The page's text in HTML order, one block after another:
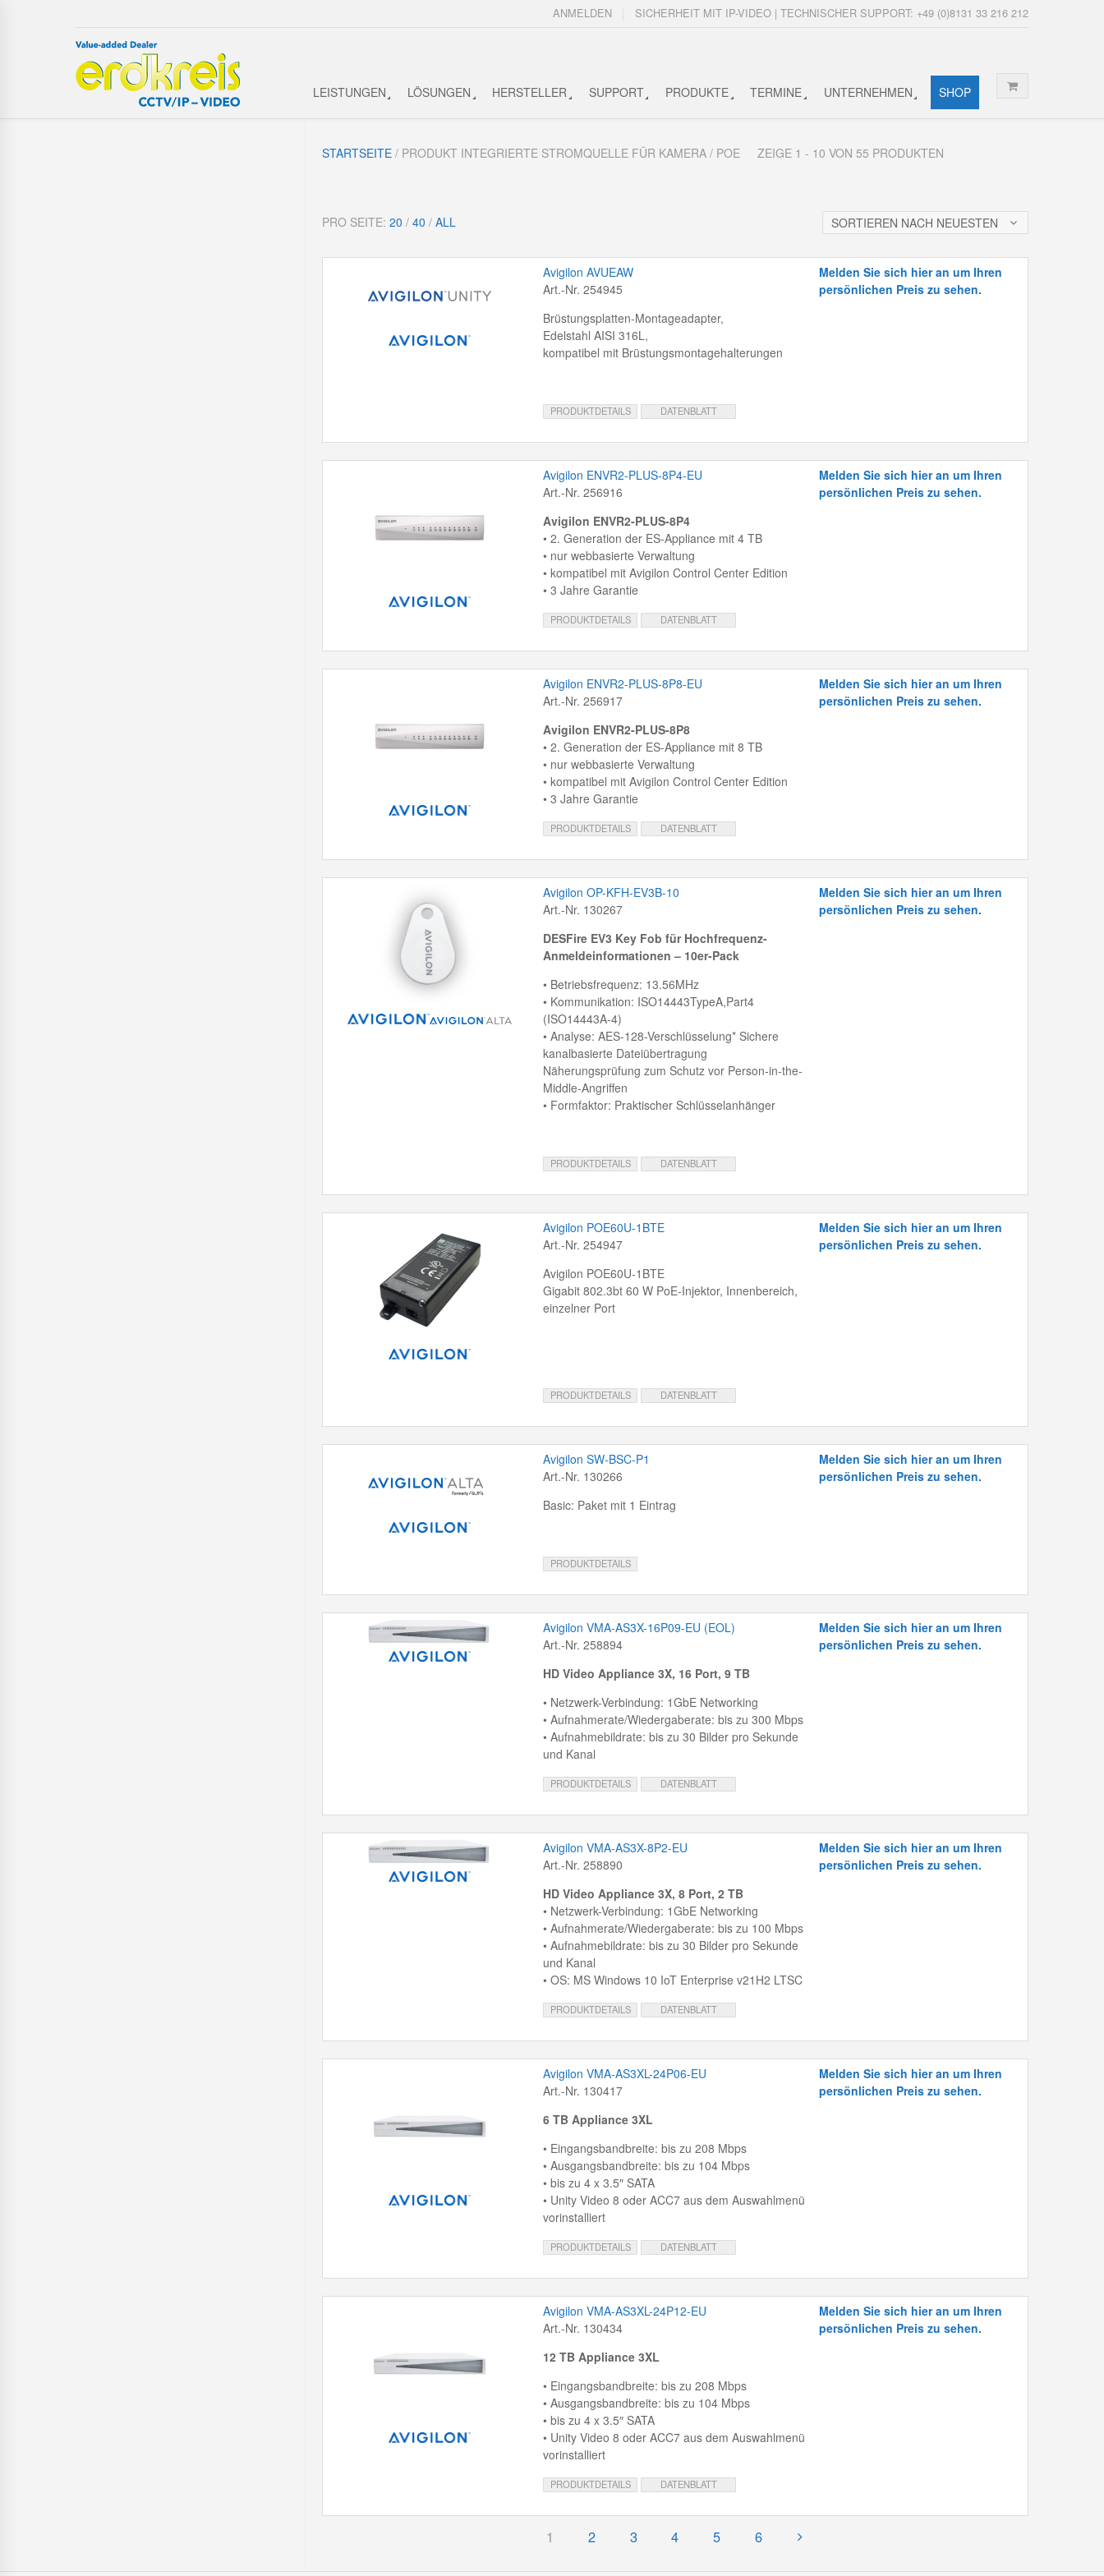
SICHERHEIT MIT IP-VIDEO | TECHNISCHER SUPPORT: +49 (0)8131 33 216 212
ANMELDEN
LEISTUNGEN LÖSUNGEN HERSTELLER SUPPORT PRODUKTE TERMINE UNTERNEHMEN SHOP
STARTSEITE / PRODUKT INTEGRIERTE STROMQUELLE FÜR KAMERA / POE ZEIGE 1 - 10 VON 55 PRODUKTEN
PRO SEITE: 20 / 40 / ALL SORTIEREN NACH NEUESTEN
Avigilon AVUEAW
Art.-Nr. 254945
Brüstungsplatten-Montageadapter,
Edelstahl AISI 316L,
kompatibel mit Brüstungsmontagehalterungen
PRODUKTDETAILS DATENBLATT
Melden Sie sich hier an um Ihren
persönlichen Preis zu sehen.
Avigilon ENVR2-PLUS-8P4-EU
Art.-Nr. 256916
Avigilon ENVR2-PLUS-8P4
• 2. Generation der ES-Appliance mit 4 TB
• nur webbasierte Verwaltung
• kompatibel mit Avigilon Control Center Edition
• 3 Jahre Garantie
PRODUKTDETAILS DATENBLATT
Melden Sie sich hier an um Ihren
persönlichen Preis zu sehen.
Avigilon ENVR2-PLUS-8P8-EU
Art.-Nr. 256917
Avigilon ENVR2-PLUS-8P8
• 2. Generation der ES-Appliance mit 8 TB
• nur webbasierte Verwaltung
• kompatibel mit Avigilon Control Center Edition
• 3 Jahre Garantie
PRODUKTDETAILS DATENBLATT
Melden Sie sich hier an um Ihren
persönlichen Preis zu sehen.
Avigilon OP-KFH-EV3B-10
Art.-Nr. 130267
DESFire EV3 Key Fob für Hochfrequenz-
Anmeldeinformationen – 10er-Pack
• Betriebsfrequenz: 13.56MHz
• Kommunikation: ISO14443TypeA,Part4
(ISO14443A-4)
• Analyse: AES-128-Verschlüsselung* Sichere
kanalbasierte Dateiübertragung
Näherungsprüfung zum Schutz vor Person-in-the-
Middle-Angriffen
• Formfaktor: Praktischer Schlüsselanhänger
PRODUKTDETAILS DATENBLATT
Melden Sie sich hier an um Ihren
persönlichen Preis zu sehen.
Avigilon POE60U-1BTE
Art.-Nr. 254947
Avigilon POE60U-1BTE
Gigabit 802.3bt 60 W PoE-Injektor, Innenbereich,
einzelner Port
PRODUKTDETAILS DATENBLATT
Melden Sie sich hier an um Ihren
persönlichen Preis zu sehen.
Avigilon SW-BSC-P1
Art.-Nr. 130266
Basic: Paket mit 1 Eintrag
PRODUKTDETAILS
Melden Sie sich hier an um Ihren
persönlichen Preis zu sehen.
Avigilon VMA-AS3X-16P09-EU (EOL)
Art.-Nr. 258894
HD Video Appliance 3X, 16 Port, 9 TB
• Netzwerk-Verbindung: 1GbE Networking
• Aufnahmerate/Wiedergaberate: bis zu 300 Mbps
• Aufnahmebildrate: bis zu 30 Bilder pro Sekunde
und Kanal
PRODUKTDETAILS DATENBLATT
Melden Sie sich hier an um Ihren
persönlichen Preis zu sehen.
Avigilon VMA-AS3X-8P2-EU
Art.-Nr. 258890
HD Video Appliance 3X, 8 Port, 2 TB
• Netzwerk-Verbindung: 1GbE Networking
• Aufnahmerate/Wiedergaberate: bis zu 100 Mbps
• Aufnahmebildrate: bis zu 30 Bilder pro Sekunde
und Kanal
• OS: MS Windows 10 IoT Enterprise v21H2 LTSC
PRODUKTDETAILS DATENBLATT
Melden Sie sich hier an um Ihren
persönlichen Preis zu sehen.
Avigilon VMA-AS3XL-24P06-EU
Art.-Nr. 130417
6 TB Appliance 3XL
• Eingangsbandbreite: bis zu 208 Mbps
• Ausgangsbandbreite: bis zu 104 Mbps
• bis zu 4 x 3.5″ SATA
• Unity Video 8 oder ACC7 aus dem Auswahlmenü
vorinstalliert
PRODUKTDETAILS DATENBLATT
Melden Sie sich hier an um Ihren
persönlichen Preis zu sehen.
Avigilon VMA-AS3XL-24P12-EU
Art.-Nr. 130434
12 TB Appliance 3XL
• Eingangsbandbreite: bis zu 208 Mbps
• Ausgangsbandbreite: bis zu 104 Mbps
• bis zu 4 x 3.5″ SATA
• Unity Video 8 oder ACC7 aus dem Auswahlmenü
vorinstalliert
PRODUKTDETAILS DATENBLATT
Melden Sie sich hier an um Ihren
persönlichen Preis zu sehen.
1 2 3 4 5 6